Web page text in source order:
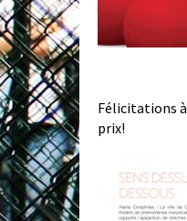
Félicitations
prix!